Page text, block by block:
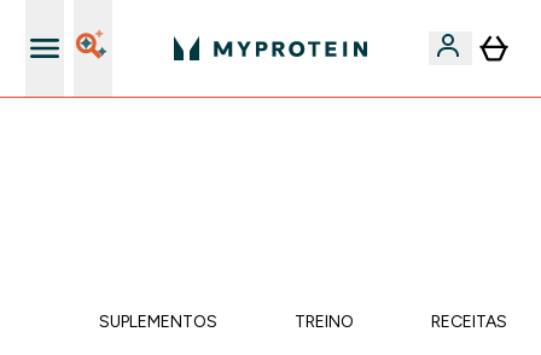
SUPLEMENTOS TREINO RECEITAS